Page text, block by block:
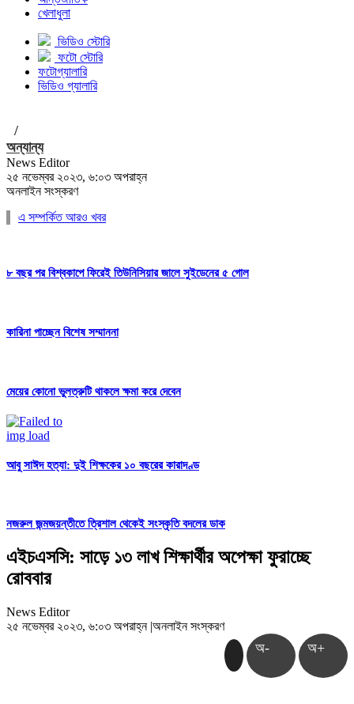
খেলাধুলা
ভিডিও স্টোরি
ফটো স্টোরি
ফটোগ্যালারি
ভিডিও গ্যালারি
/
অন্যান্য
News Editor
২৫ নভেম্বর ২০২৩, ৬:০৩ অপরাহ্ন
অনলাইন সংস্করণ
এ সম্পর্কিত আরও খবর
৮ বছর পর বিশ্বকাপে ফিরেই তিউনিসিয়ার জালে সুইডেনের ৫ গোল
কারিনা পাচ্ছেন বিশেষ সম্মাননা
মেয়ের কোনো ভুলত্রুটি থাকলে ক্ষমা করে দেবেন
আবু সাঈদ হত্যা: দুই শিক্ষকের ১০ বছরের কারাদণ্ড
নজরুল জন্মজয়ন্তীতে ত্রিশাল থেকেই সংস্কৃতি বদলের ডাক
এইচএসসি: সাড়ে ১৩ লাখ শিক্ষার্থীর অপেক্ষা ফুরাচ্ছে
রোববার
News Editor
২৫ নভেম্বর ২০২৩, ৬:০৩ অপরাহ্ন |অনলাইন সংস্করণ
অ- অ+